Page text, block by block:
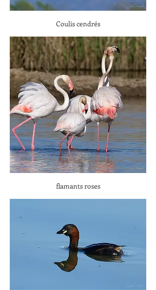
Coulis cendrés
flamants roses